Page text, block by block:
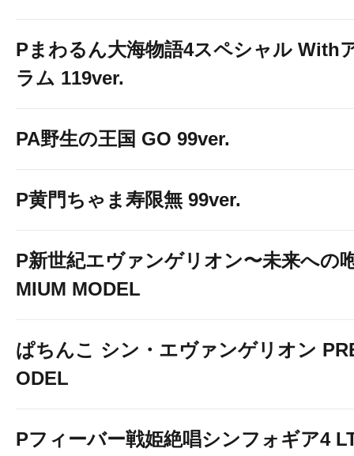
お気に入り登録頂きま
店舗からの最新のお知ら
Pまわるん大海物語4スペシャル With
ラム 119ver.
PA野生の王国 GO 99ver.
P黄門ちゃま寿限無 99ver.
P新世紀エヴァンゲリオン〜未来への
MIUM MODEL
ぱちんこ シン・エヴァンゲリオン
ODEL
Pフィーバー戦姫絶唱シンフォギア4